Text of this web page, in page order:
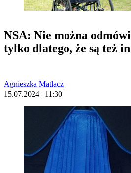
NSA: Nie można
tylko dlatego, że są też
Agnieszka Matłacz
15.07.2024 | 11:30